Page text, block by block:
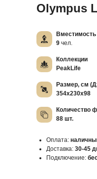
Вместимость
9 чел.
Коллекции
PeakLife
Размер, см
354х230х98
Количество
88 шт.
Olympus
Оплата:
Доставка: 30-45
Подключение: